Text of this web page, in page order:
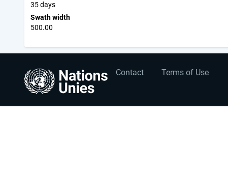
35 days
Swath width
500.00
Footer
Contact Terms of Use
User
account